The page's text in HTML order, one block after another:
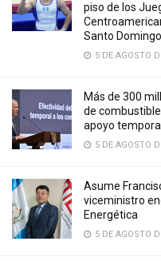
piso de los
Santo
5 DE AGOSTO
Más de 300
de
apoyo temporal
5 DE AGOSTO
Asume
viceministro
Energética
5 DE AGOSTO